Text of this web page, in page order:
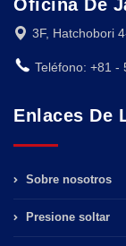
Oficina De
3F, Hatchobori
Teléfono: +81 -
Enlaces De
Sobre nosotros
Presione soltar